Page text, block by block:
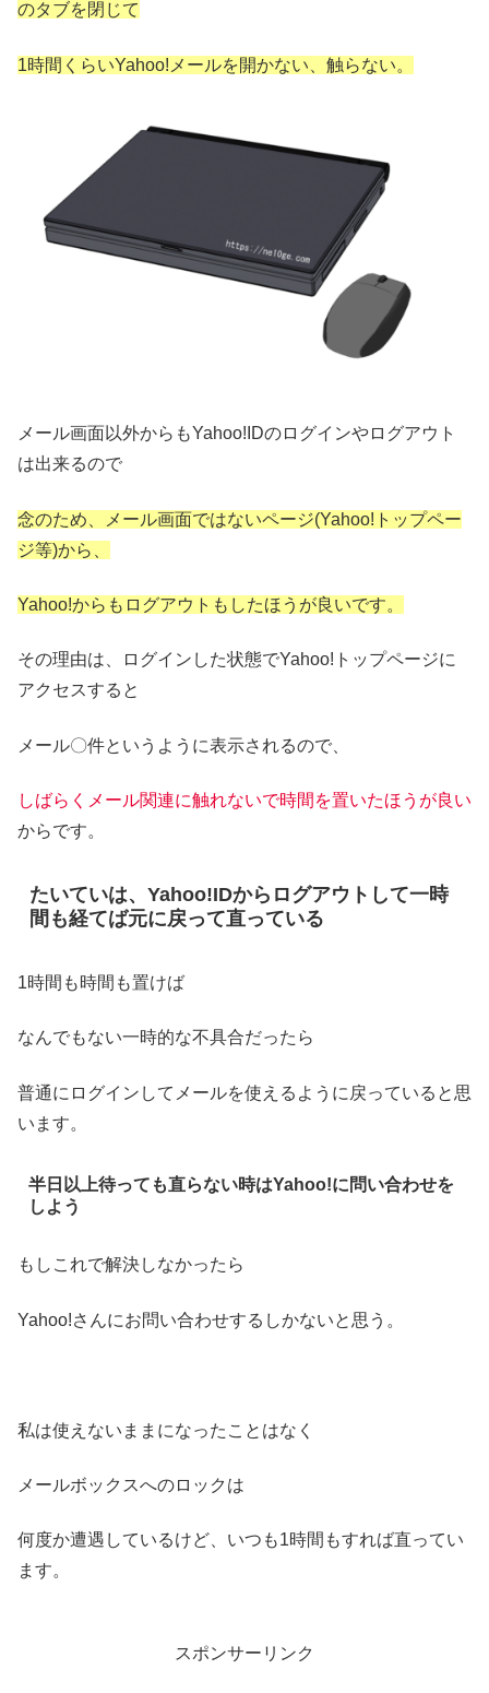
のタブを閉じて
1時間くらいYahoo!メールを開かない、触らない。
メール画面以外からもYahoo!IDのログインやログアウト
は出来るので
念のため、メール画面ではないページ(Yahoo!トップペー
ジ等)から、
Yahoo!からもログアウトもしたほうが良いです。
その理由は、ログインした状態でYahoo!トップページに
アクセスすると
メール〇件というように表示されるので、
しばらくメール関連に触れないで時間を置いたほうが良い
からです。
たいていは、Yahoo!IDからログアウトして一時
間も経てば元に戻って直っている
1時間も時間も置けば
なんでもない一時的な不具合だったら
普通にログインしてメールを使えるように戻っていると思
います。
半日以上待っても直らない時はYahoo!に問い合わせを
しよう
もしこれで解決しなかったら
Yahoo!さんにお問い合わせするしかないと思う。
私は使えないままになったことはなく
メールボックスへのロックは
何度か遭遇しているけど、いつも1時間もすれば直ってい
ます。
スポンサーリンク